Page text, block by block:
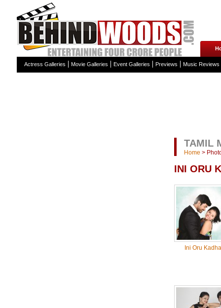
Actress Galleries Movie Galleries Event Galleries Previews Music Reviews
TAMIL
Home >
INI ORU
Ini Oru